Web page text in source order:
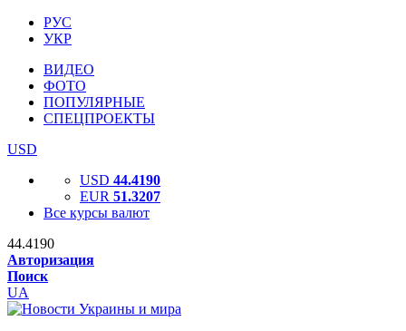
РУС
УКР
ВИДЕО
ФОТО
ПОПУЛЯРНЫЕ
СПЕЦПРОЕКТЫ
USD
USD 44.4190
EUR 51.3207
Все курсы валют
44.4190
Авторизация
Поиск
UA